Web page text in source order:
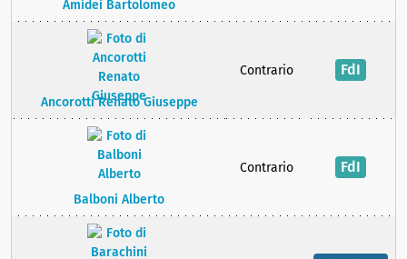
Amidei Bartolomeo
Ancorotti Renato Giuseppe
Contrario FdI
Balboni Alberto
Contrario FdI